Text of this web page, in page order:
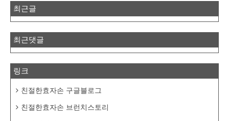
최근글
최근댓글
링크
친절한효자손 구글블로그
친절한효자손 브런치스토리